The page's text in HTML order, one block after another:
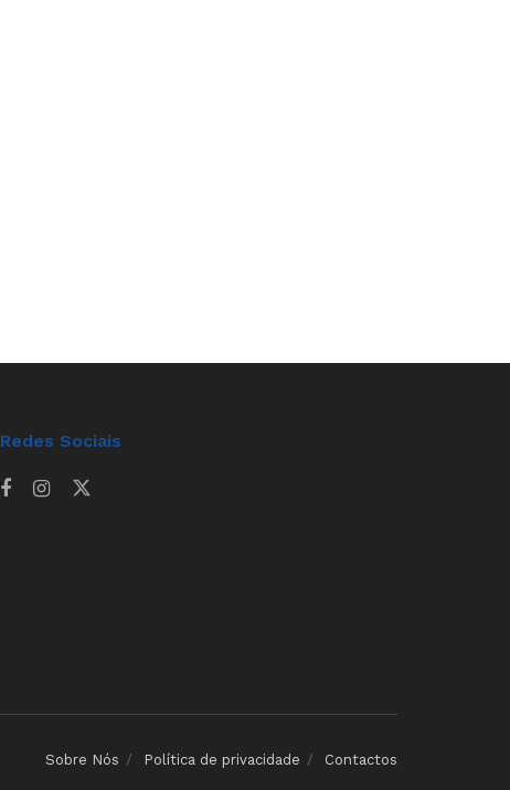
Redes Sociais
Sobre Nós Política de privacidade Contactos